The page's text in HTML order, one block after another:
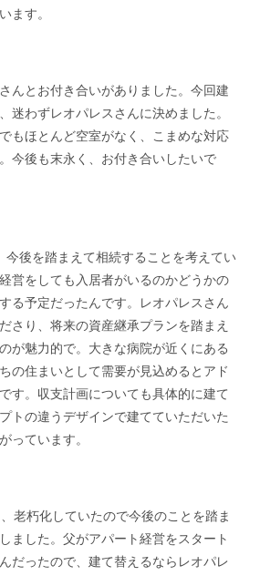
ます。
んとお付き合いがありました。今回建
迷わずレオパレスさんに決めました。
もほとんど空室がなく、こまめな対応
今後も末永く、お付き合いしたいで
今後を踏まえて相続することを考えてい
営をしても入居者がいるのかどうかの
る予定だったんです。レオパレスさん
さり、将来の資産継承プランを踏まえ
が魅力的で。大きな病院が近くにある
の住まいとして需要が見込めるとアド
す。収支計画についても具体的に建て
トの違うデザインで建てていただいた
っています。
老朽化していたので今後のことを踏ま
ました。父がアパート経営をスタート
だったので、建て替えるならレオパレ